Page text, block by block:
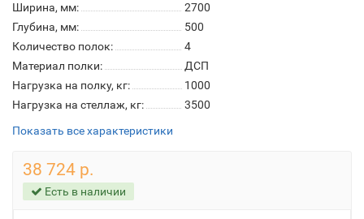
Ширина, мм:
2700
Глубина, мм:
500
Количество полок:
4
Материал полки:
ДСП
Нагрузка на полку, кг:
1000
Нагрузка на стеллаж, кг:
3500
Показать все характеристики
38 724 р.
Есть в наличии